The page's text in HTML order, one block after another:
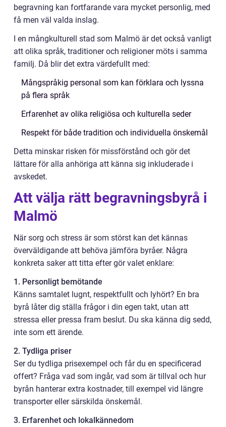
begravning kan fortfarande vara mycket personlig, med
få men väl valda inslag.
I en mångkulturell stad som Malmö är det också vanligt
att olika språk, traditioner och religioner möts i samma
familj. Då blir det extra värdefullt med:
Mångspråkig personal som kan förklara och lyssna
på flera språk
Erfarenhet av olika religiösa och kulturella seder
Respekt för både tradition och individuella önskemål
Detta minskar risken för missförstånd och gör det
lättare för alla anhöriga att känna sig inkluderade i
avskedet.
Att välja rätt begravningsbyrå i
Malmö
När sorg och stress är som störst kan det kännas
överväldigande att behöva jämföra byråer. Några
konkreta saker att titta efter gör valet enklare:
1. Personligt bemötande
Känns samtalet lugnt, respektfullt och lyhört? En bra
byrå låter dig ställa frågor i din egen takt, utan att
stressa eller pressa fram beslut. Du ska känna dig sedd,
inte som ett ärende.
2. Tydliga priser
Ser du tydliga prisexempel och får du en specificerad
offert? Fråga vad som ingår, vad som är tillval och hur
byrån hanterar extra kostnader, till exempel vid längre
transporter eller särskilda önskemål.
3. Erfarenhet och lokalkännedom